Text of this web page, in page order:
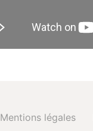
Mentions légales